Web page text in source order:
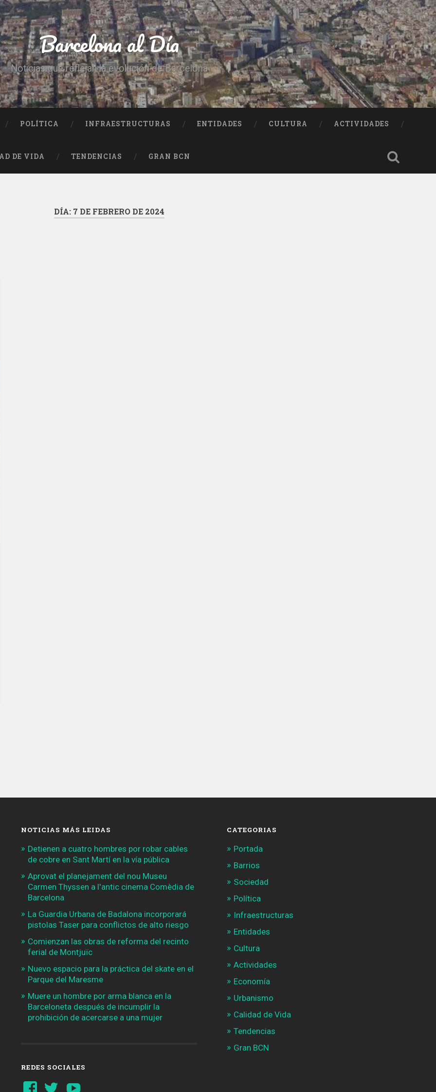
Barcelona al Día
Noticias que reflejan la evolución de Barcelona
POLÍTICA INFRAESTRUCTURAS ENTIDADES CULTURA ACTIVIDADES
DE VIDA TENDENCIAS GRAN BCN
DÍA: 7 DE FEBRERO DE 2024
NOTICIAS MÁS LEIDAS
Detienen a cuatro hombres por robar cables
de cobre en Sant Martí en la vía pública
Aprovat el planejament del nou Museu
Carmen Thyssen a l'antic cinema Comèdia de
Barcelona
La Guardia Urbana de Badalona incorporará
pistolas Taser para conflictos de alto riesgo
Comienzan las obras de reforma del recinto
ferial de Montjuïc
Nuevo espacio para la práctica del skate en el
Parque del Maresme
Muere un hombre por arma blanca en la
Barceloneta después de incumplir la
prohibición de acercarse a una mujer
REDES SOCIALES
Ver
Ver
CATEGORIAS
Portada
Barrios
Sociedad
Política
Infraestructuras
Entidades
Cultura
Actividades
Economía
Urbanismo
Calidad de Vida
Tendencias
Gran BCN